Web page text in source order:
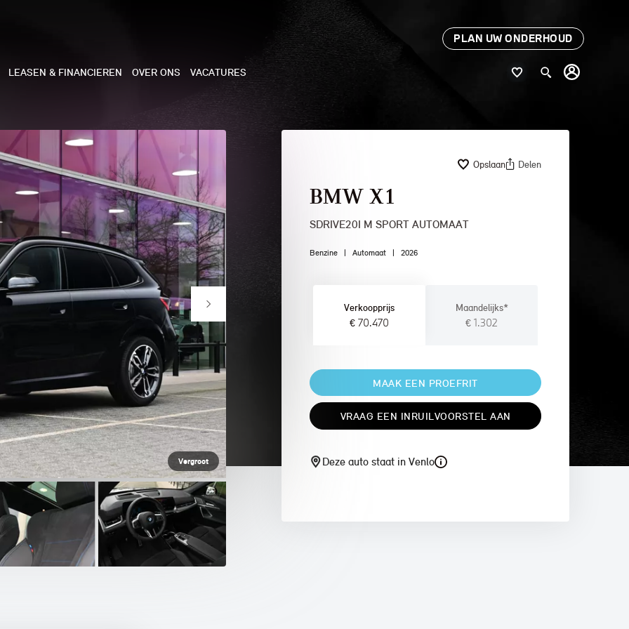
PLAN UW ONDERHOUD
3-DEURS
CABRIO
5-DEURS
COOPER WORKS
LEASEN & FINANCIEREN OVER ONS VACATURES
Vergroot
Opslaan Delen
BMW X1
SDRIVE20I M SPORT AUTOMAAT
Benzine | Automaat | 2026
Verkoopprijs
€ 70.470
Maandelijks*
€ 1.302
MAAK EEN PROEFRIT
VRAAG EEN INRUILVOORSTEL AAN
Deze auto staat in Venlo